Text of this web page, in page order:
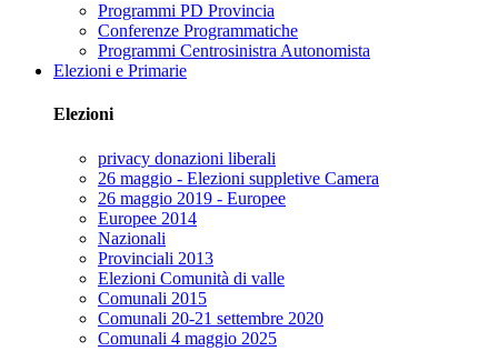
Programmi PD Provincia
Conferenze Programmatiche
Programmi Centrosinistra Autonomista
Elezioni e Primarie
Elezioni
privacy donazioni liberali
26 maggio - Elezioni suppletive Camera
26 maggio 2019 - Europee
Europee 2014
Nazionali
Provinciali 2013
Elezioni Comunità di valle
Comunali 2015
Comunali 20-21 settembre 2020
Comunali 4 maggio 2025